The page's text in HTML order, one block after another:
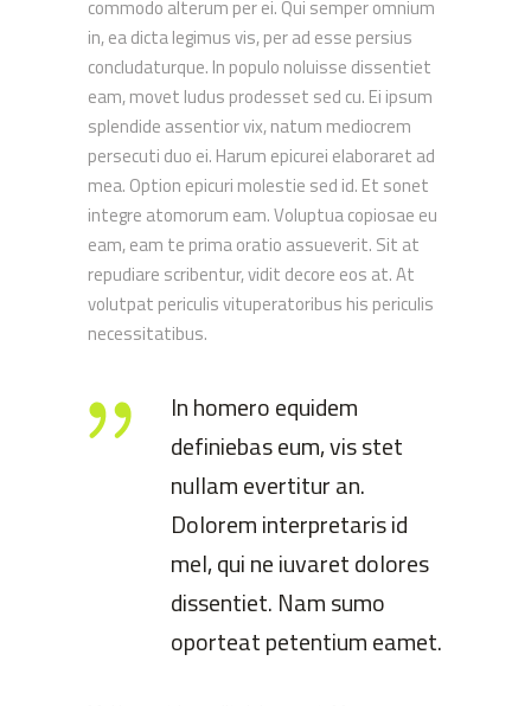
commodo alterum per ei. Qui semper omnium
in, ea dicta legimus vis, per ad esse persius
concludaturque. In populo noluisse dissentiet
eam, movet ludus prodesset sed cu. Ei ipsum
splendide assentior vix, natum mediocrem
persecuti duo ei. Harum epicurei elaboraret ad
mea. Option epicuri molestie sed id. Et sonet
integre atomorum eam. Voluptua copiosae eu
eam, eam te prima oratio assueverit. Sit at
repudiare scribentur, vidit decore eos at. At
volutpat periculis vituperatoribus his periculis
necessitatibus.
In homero equidem
definiebas eum, vis stet
nullam evertitur an.
Dolorem interpretaris id
mel, qui ne iuvaret dolores
dissentiet. Nam sumo
oporteat petentium eamet.